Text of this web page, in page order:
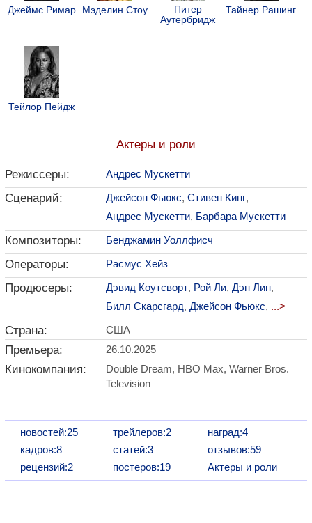
Джеймс Римар Мэделин Стоу
Питер
Аутербридж
Тайнер Рашинг
Тейлор Пейдж
Актеры и роли
Режиссеры: Андрес Мускетти
Сценарий: Джейсон Фьюкс, Стивен Кинг,
Андрес Мускетти, Барбара Мускетти
Композиторы: Бенджамин Уоллфисч
Операторы: Расмус Хейз
Продюсеры: Дэвид Коутсворт, Рой Ли, Дэн Лин,
Билл Скарсгард, Джейсон Фьюкс, ...>
Страна: США
Премьера: 26.10.2025
Кинокомпания:
Double Dream, HBO Max, Warner Bros.
Television
новостей:25
кадров:8
рецензий:2
трейлеров:2
статей:3
постеров:19
наград:4
отзывов:59
Актеры и роли